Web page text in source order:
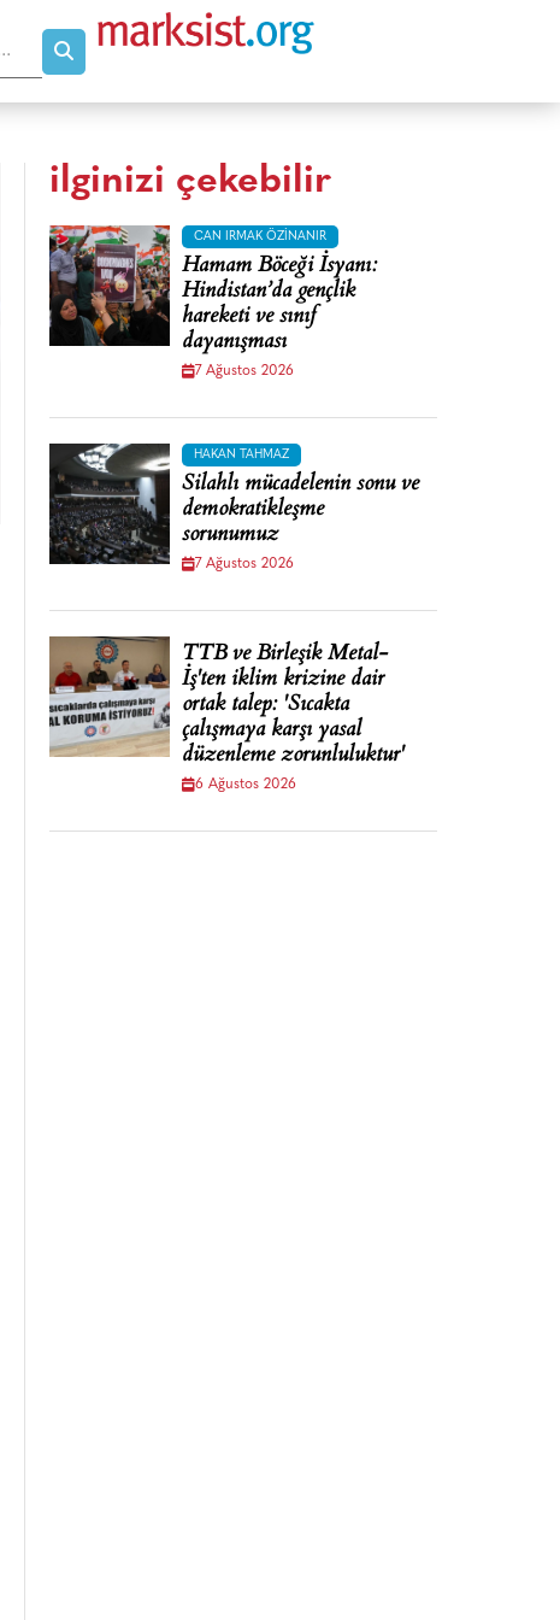
ilginizi çekebilir
CAN IRMAK ÖZINANIR
Hamam Böceği İsyanı:
Hindistan’da gençlik
hareketi ve sınıf
dayanışması
7 Ağustos 2026
HAKAN TAHMAZ
Silahlı mücadelenin sonu ve
demokratikleşme
sorunumuz
7 Ağustos 2026
TTB ve Birleşik Metal-
İş'ten iklim krizine dair
ortak talep: 'Sıcakta
çalışmaya karşı yasal
düzenleme zorunluluktur'
6 Ağustos 2026